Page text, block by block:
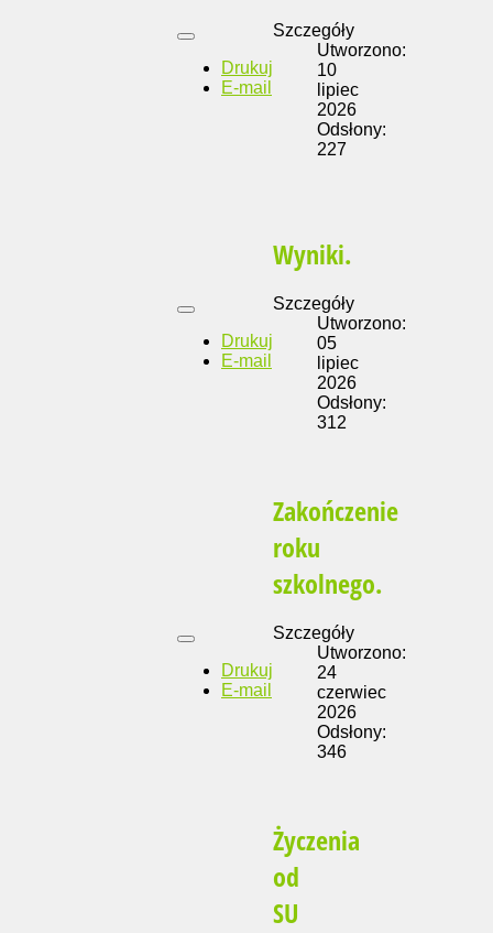
Drukuj
E-mail
Szczegóły
Utworzono:
10
lipiec
2026
Odsłony:
227
Wyniki.
Drukuj
E-mail
Szczegóły
Utworzono:
05
lipiec
2026
Odsłony:
312
Zakończenie
roku
szkolnego.
Drukuj
E-mail
Szczegóły
Utworzono:
24
czerwiec
2026
Odsłony:
346
Życzenia
od
SU